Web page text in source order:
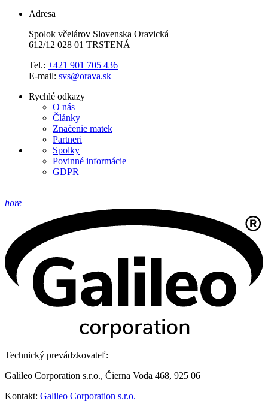
Adresa
Spolok včelárov Slovenska Oravická
612/12 028 01 TRSTENÁ
Tel.: +421 901 705 436
E-mail: svs@orava.sk
Rychlé odkazy
O nás
Články
Značenie matek
Partneri
Spolky
Povinné informácie
GDPR
hore
Technický prevádzkovateľ:
Galileo Corporation s.r.o., Čierna Voda 468, 925 06
Kontakt: Galileo Corporation s.r.o.